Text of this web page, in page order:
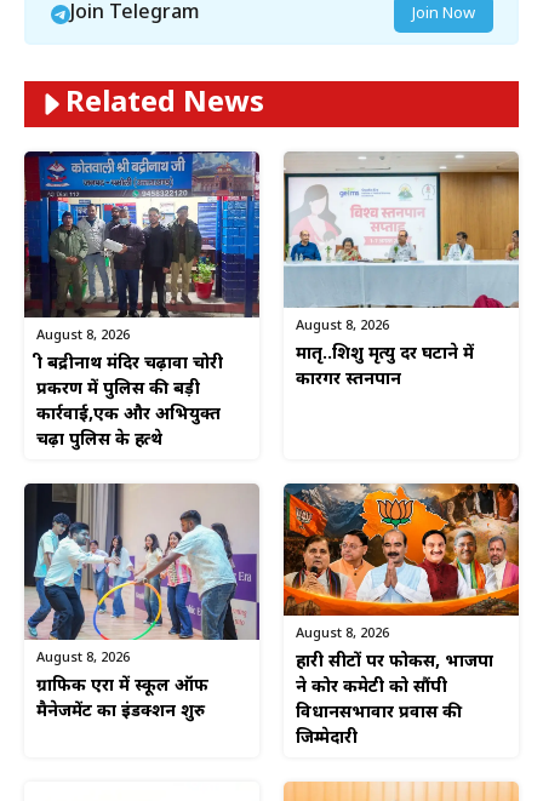
Join Telegram Join Now
Related News
August 8, 2026
श्री बद्रीनाथ मंदिर चढ़ावा चोरी
प्रकरण में पुलिस की बड़ी
कार्रवाई,एक और अभियुक्त
चढ़ा पुलिस के हत्थे
August 8, 2026
मातृ..शिशु मृत्यु दर घटाने में
कारगर स्तनपान
August 8, 2026
ग्राफिक एरा में स्कूल ऑफ
मैनेजमेंट का इंडक्शन शुरु
August 8, 2026
हारी सीटों पर फोकस, भाजपा
ने कोर कमेटी को सौंपी
विधानसभावार प्रवास की
जिम्मेदारी